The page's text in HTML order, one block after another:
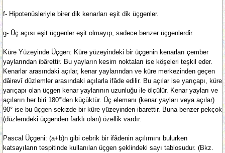
f- Hipotenüsleriyle birer dik kenarları eşit dik üçgenler.
g- Üç açısı eşit üçgenler eşit olmayıp, sadece benzer üçgenlerdir.
Küre Yüzeyinde Üçgen: Küre yüzeyindeki bir üçgenin kenarları çember
yaylarından ibârettir. Bu yayların kesim noktaları ise köşeleri teşkil eder.
Kenarlar arasındaki açılar, kenar yaylarından ve küre merkezinden geçen
dâirevî düzlemler arasındaki açılarla ifâde edilir. Bu açılar ise yarıçapı, küre
yarıçapı olan üçgen kenar yaylarının uzunluğu ile ölçülür. Kenar yayları ve
açıların her biri 180°'den küçüktür. Üç elemanı (kenar yayları veya açılar)
90° ise bu üçgen sekizde bir küre yüzeyinden ibarettir. Buna benzer pekçok
(düzlemdeki üçgenden farklı olan) özellik vardır.
Pascal Üçgeni: (a+b)n gibi cebrik bir ifâdenin açılımını bulurken
katsayıların tespitinde kullanılan üçgen şeklindeki sayı tablosudur. (Bkz.